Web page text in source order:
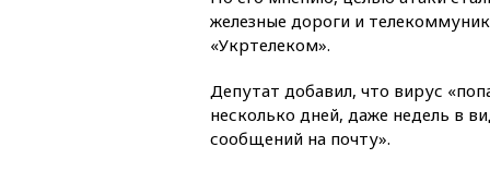
железные дороги и
«Укртелеком».
Депутат добавил, что вирус
несколько дней, даже недель в
сообщений на почту».